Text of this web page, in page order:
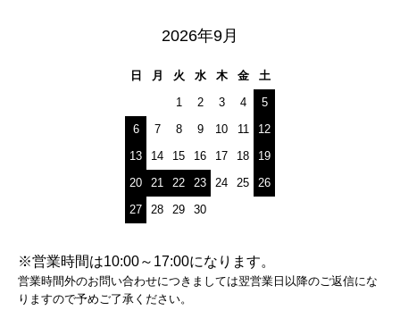
2026年9月
日 月 火 水 木 金
土
1
2 3 4
5
6
7 8 9 10 11
12
13
14 15 16 17 18
19
20
21 22 23 24 25
26
27
28 29 30
※営業時間は10:00～17:00になります。
営業時間外のお問い合わせにつきましては翌営業日以降のご返信にな
りますので予めご了承ください。